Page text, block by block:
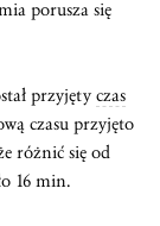
porusza się
przyjęty czas
czasu przyjęto
różnić się od
16 min.